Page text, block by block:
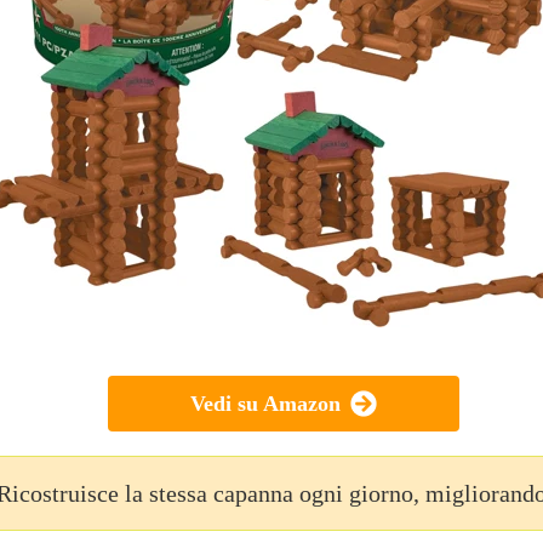
Vedi su Amazon
la stessa capanna ogni giorno,